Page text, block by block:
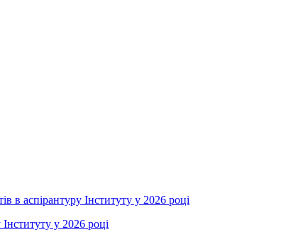
в аспірантуру Інституту у 2026 році
у 2026 році